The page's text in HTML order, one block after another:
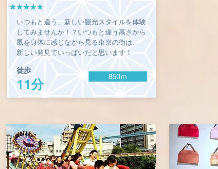
★★★★★
いつもと違う、新しい観光スタイルを体験
してみませんか！？いつもと違う高さから
風を身体に感じながら見る東京の街は、
新しい発見でいっぱいだと思います！
徒歩
11分
850ｍ